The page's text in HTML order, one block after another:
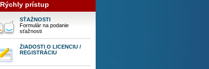
Rýchly prístup
SŤAŽNOSTI
Formulár na podanie
sťažnosti
ŽIADOSTI O LICENCIU /
REGISTRÁCIU